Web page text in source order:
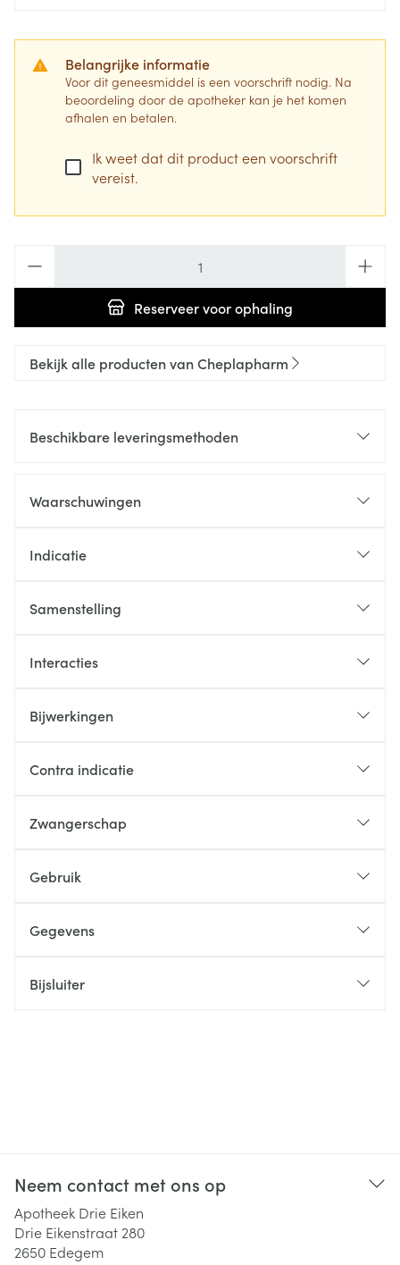
Belangrijke informatie
Voor dit geneesmiddel is een voorschrift nodig. Na
beoordeling door de apotheker kan je het komen
afhalen en betalen.
Ik weet dat dit product een voorschrift
vereist.
Reserveervoor ophaling
Bekijk alle producten van Cheplapharm
Beschikbare leveringsmethoden
Waarschuwingen
Indicatie
Samenstelling
Interacties
Bijwerkingen
Contra indicatie
Zwangerschap
Gebruik
Gegevens
Bijsluiter
Neem contact met ons op
Apotheek Drie Eiken
Drie Eikenstraat 280
2650 Edegem